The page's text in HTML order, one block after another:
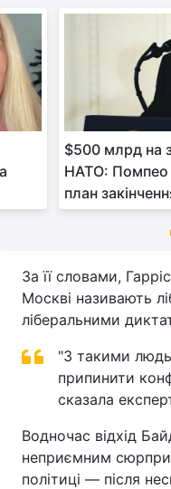
$500 млрд на
НАТО: Помпео
план
За її словами,
Москві називають
ліберальними
"З такими
припинити
сказала
Водночас відхід
неприємним
політиці — після